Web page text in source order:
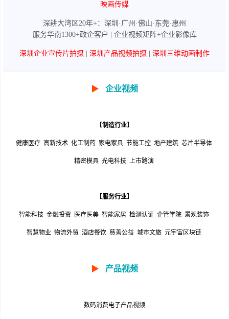
映画传媒
深耕大湾区20年+：深圳·广州·佛山·东莞·惠州
服务华南1300+政企客户 | 企业视频矩阵+企业影像库
深圳企业宣传片拍摄 深圳产品视频拍摄 深圳三维动画制作
▶ 企业视频
【制造行业】
健康医疗 高新技术 化工制药 家电家具 节能工控 地产建筑 芯片半导体
精密模具 光电科技 上市路演
【服务行业】
智能科技 金融投资 医疗医美 智能家居 检测认证 企管学院 景观装饰
智慧物业 物流外贸 酒店餐饮 慈善公益 城市文旅 元宇宙区块链
▶ 产品视频
数码消费电子产品视频